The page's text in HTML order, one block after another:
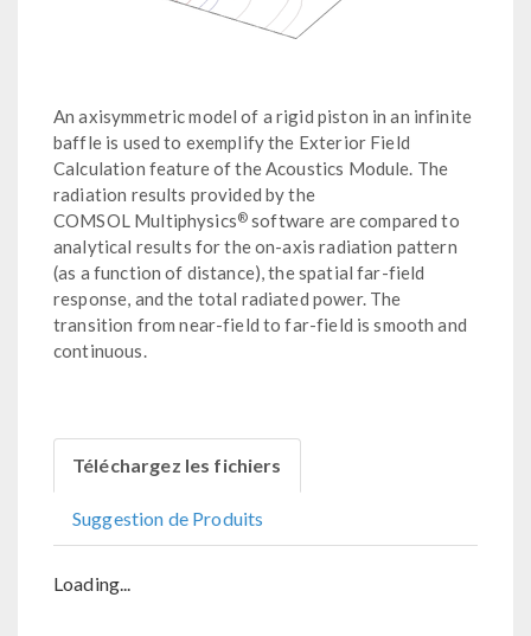
An axisymmetric model of a rigid piston in an infinite
baffle is used to exemplify the Exterior Field
Calculation feature of the Acoustics Module. The
radiation results provided by the
COMSOL Multiphysics® software are compared to
analytical results for the on-axis radiation pattern
(as a function of distance), the spatial far-field
response, and the total radiated power. The
transition from near-field to far-field is smooth and
continuous.
Téléchargez les fichiers
Suggestion de Produits
Loading...